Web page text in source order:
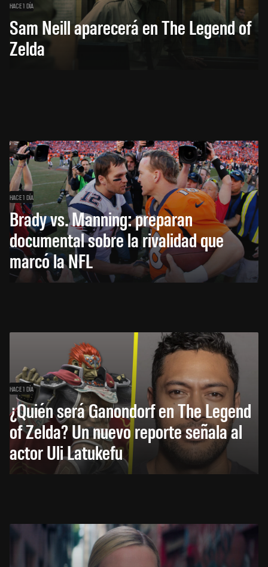
HACE 1 DÍA
Sam Neill aparecerá en The Legend of
Zelda
HACE 1 DÍA
Brady vs. Manning: preparan
documental sobre la rivalidad que
marcó la NFL
HACE 1 DÍA
¿Quién será Ganondorf en The Legend
of Zelda? Un nuevo reporte señala al
actor Uli Latukefu